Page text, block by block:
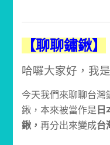
【聊聊鏽鍬】
哈囉大家好，我
今天我們來聊聊台灣
鍬，本來被當作是日
鍬，再分出來變成台